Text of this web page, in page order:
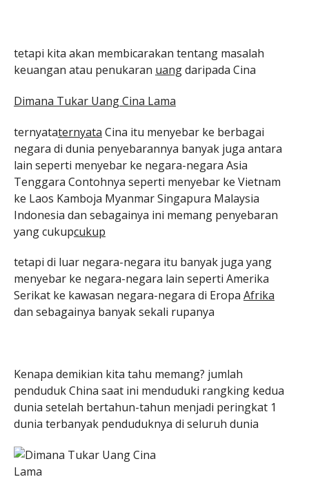
tetapi kita akan membicarakan tentang masalah
keuangan atau penukaran uangdaripada Cina
Dimana Tukar Uang Cina Lama
ternyataternyata Cina itu menyebar ke berbagai
negara di dunia penyebarannya banyak juga antara
lain seperti menyebar ke negara-negara Asia
Tenggara Contohnya seperti menyebar ke Vietnam
ke Laos Kamboja Myanmar Singapura Malaysia
Indonesia dan sebagainya ini memang penyebaran
yang cukupcukup
tetapi di luar negara-negara itu banyak juga yang
menyebar ke negara-negara lain seperti Amerika
Serikat ke kawasan negara-negara di Eropa Afrika
dan sebagainya banyak sekali rupanya
Kenapa demikian kita tahu memang? jumlah
penduduk China saat ini menduduki rangking kedua
dunia setelah bertahun-tahun menjadi peringkat 1
dunia terbanyak penduduknya di seluruh dunia